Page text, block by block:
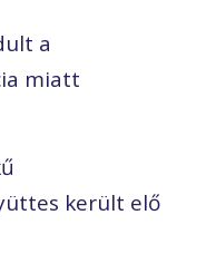
a
miatt
került elő